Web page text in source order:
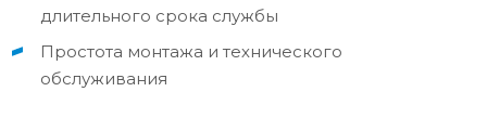
длительного срока службы
Простота монтажа и технического
обслуживания